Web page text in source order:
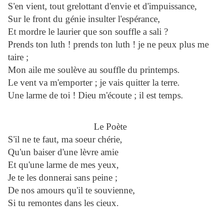
S'en vient, tout grelottant d'envie et d'impuissance,
Sur le front du génie insulter l'espérance,
Et mordre le laurier que son souffle a sali ?
Prends ton luth ! prends ton luth ! je ne peux plus me
taire ;
Mon aile me soulève au souffle du printemps.
Le vent va m'emporter ; je vais quitter la terre.
Une larme de toi ! Dieu m'écoute ; il est temps.
Le Poète
S'il ne te faut, ma soeur chérie,
Qu'un baiser d'une lèvre amie
Et qu'une larme de mes yeux,
Je te les donnerai sans peine ;
De nos amours qu'il te souvienne,
Si tu remontes dans les cieux.